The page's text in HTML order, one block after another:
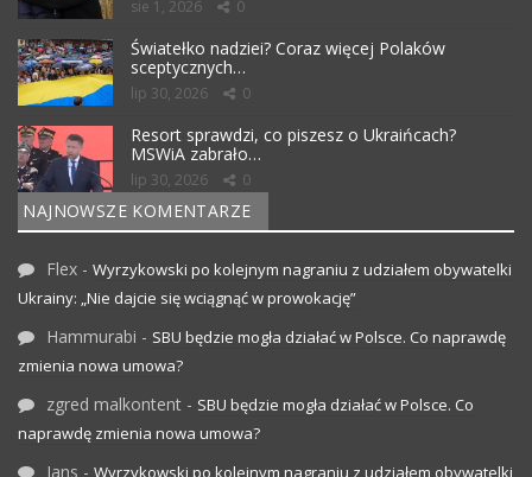
sie 1, 2026 0
Światełko nadziei? Coraz więcej Polaków
sceptycznych…
lip 30, 2026 0
Resort sprawdzi, co piszesz o Ukraińcach?
MSWiA zabrało…
lip 30, 2026 0
NAJNOWSZE KOMENTARZE
Flex - Wyrzykowski po kolejnym nagraniu z udziałem obywatelki
Ukrainy: „Nie dajcie się wciągnąć w prowokację”
Hammurabi - SBU będzie mogła działać w Polsce. Co naprawdę
zmienia nowa umowa?
zgred malkontent - SBU będzie mogła działać w Polsce. Co
naprawdę zmienia nowa umowa?
Jans - Wyrzykowski po kolejnym nagraniu z udziałem obywatelki